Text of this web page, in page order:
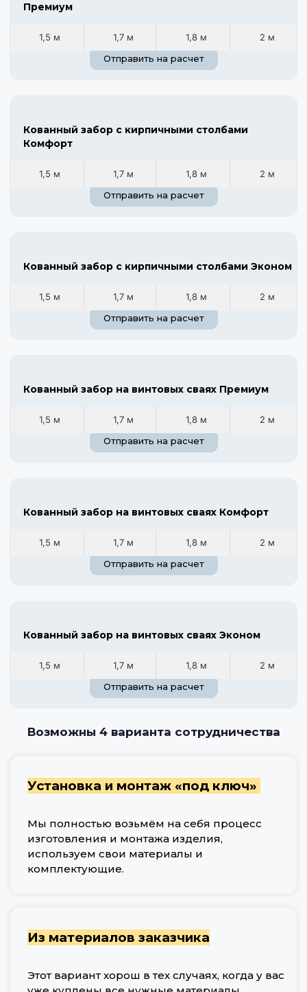
Премиум
1,5 м 1,7 м 1,8 м
2 м
Отправить на расчет
Кованный забор с кирпичными столбами
Комфорт
1,5 м 1,7 м 1,8 м
2 м
Отправить на расчет
Кованный забор с кирпичными столбами Эконом
1,5 м 1,7 м 1,8 м
2 м
Отправить на расчет
Кованный забор на винтовых сваях Премиум
1,5 м 1,7 м 1,8 м
2 м
Отправить на расчет
Кованный забор на винтовых сваях Комфорт
1,5 м 1,7 м 1,8 м
2 м
Отправить на расчет
Кованный забор на винтовых сваях Эконом
1,5 м 1,7 м 1,8 м
2 м
Отправить на расчет
Возможны 4 варианта сотрудничества
Установка и монтаж «под ключ»
Мы полностью возьмём на себя процесс
изготовления и монтажа изделия,
используем свои материалы и
комплектующие.
Из материалов заказчика
Этот вариант хорош в тех случаях, когда у вас